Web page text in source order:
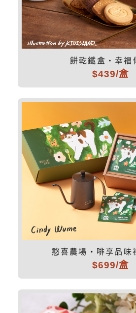
餅乾鐵盒・幸福
$439/盒
憨喜農場・啡享品味
$699/盒